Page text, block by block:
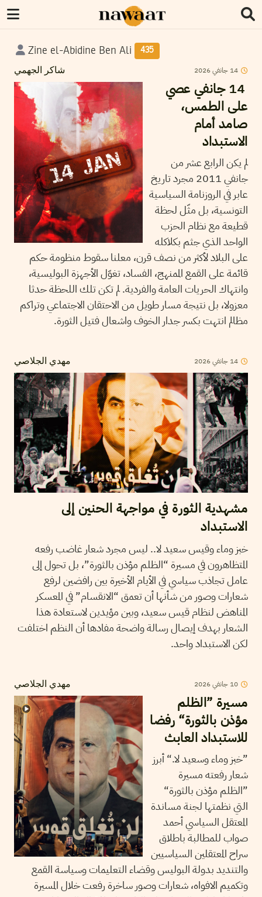
Zine el-Abidine Ben Ali 435
شاكر الجهمي 14 جانفي2026
14 جانفي عصي
على الطمس،
صامد أمام
الاستبداد
لم يكن الرابع عشر من
جانفي 2011 مجرد تاريخ
عابر في الروزنامة السياسية
التونسية، بل مثّل لحظة
قطيعة مع نظام الحزب
الواحد الذي جثم بكلاكله
على البلاد لأكثر من نصف قرن، معلنا سقوط منظومة حكم
قائمة على القمع الممنهج، الفساد، تغوّل الأجهزة البوليسية،
وانتهاك الحريات العامة والفردية. لم تكن تلك اللحظة حدثا
معزولا، بل نتيجة مسار طويل من الاحتقان الاجتماعي وتراكم
مظالم انتهت بكسر جدار الخوف واشعال فتيل الثورة.
مهدي الجلاصي 14 جانفي2026
مشهدية الثورة في مواجهة الحنين إلى
الاستبداد
خبز وماء وقيس سعيد لا.. ليس مجرد شعار غاضب رفعه
المتظاهرون في مسيرة “الظلم مؤذن بالثورة”، بل تحول إلى
عامل تجاذب سياسي في الأيام الأخيرة بين رافضين لرفع
شعارات وصور من شأنها أن تعمق “الانقسام” في المعسكر
المناهض لنظام قيس سعيد، وبين مؤيدين لاستعادة هذا
الشعار بهدف إيصال رسالة واضحة مفادها أن النظم اختلفت
لكن الاستبداد واحد.
مهدي الجلاصي 10 جانفي2026
مسيرة ”الظلم
مؤذن بالثورة“ رفضا
للاستبداد العابث
”خبز وماء وسعيد لا.“ أبرز
شعار رفعته مسيرة
”الظلم مؤذن بالثورة“
التي نظمتها لجنة مساندة
المعتقل السياسي أحمد
صواب للمطالبة باطلاق
سراح المعتقلين السياسيين
والتنديد بدولة البوليس وقضاء التعليمات وسياسة القمع
وتكميم الافواه، شعارات وصور ساخرة رفعت خلال المسيرة